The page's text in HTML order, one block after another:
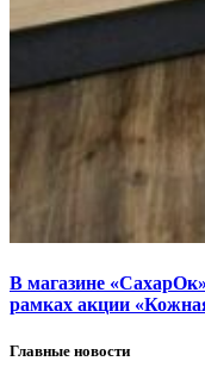
В магазине
рамках акции
Главные новости